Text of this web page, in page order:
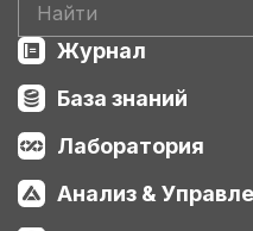
Журнал
База знаний
Лаборатория
Анализ &